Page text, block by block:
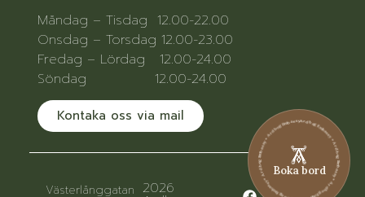
Ardbeg Embassy • Ardbeg Embassy • Ardbeg Embassy • Ardbeg Embassy • Ardbeg Embassy • Ardbeg Embassy
Boka bord
Måndag – Tisdag 12.00-22.00
Onsdag – Torsdag 12.00-23.00
Fredag – Lördag 12.00-24.00
Söndag 12.00-24.00
Kontaka oss via mail
Västerlånggatan 2026